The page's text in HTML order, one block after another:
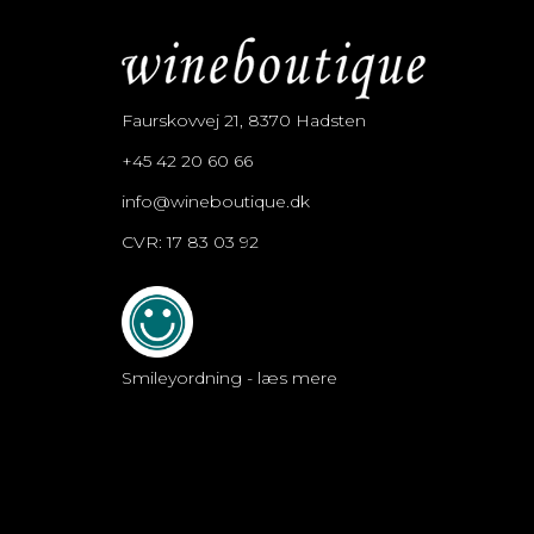
Faurskovvej 21, 8370 Hadsten
+45 42 20 60 66
info@wineboutique.dk
CVR: 17 83 03 92
Smileyordning - læs mere